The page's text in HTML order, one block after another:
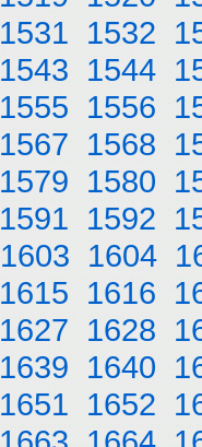
1531 1532
1543 1544
1555 1556
1567 1568
1579 1580
1591 1592
1603 1604
1615 1616
1627 1628
1639 1640
1651 1652